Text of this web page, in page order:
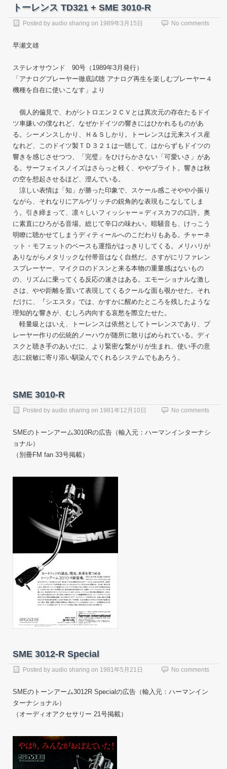
トーレンス TD321 + SME 3010-R
Posted by audio sharing on 1989年3月15日 No comments
早瀬文雄
ステレオサウンド 90号（1989年3月発行）
「アナログプレーヤー徹底試聴 アナログ再生を楽しむプレーヤー４
機種を自在に使いこなす」より
個人的偏見で、わがシトロエン２ＣＶとは異次元の存在たるドイ
ツ車嫌いの僕なれど、なぜかドイツの響きにはひかれるものがあ
る。シーメンスしかり、Ｈ＆Ｓしかり。トーレンスは元来スイス産
なれど、このドイツ製ＴＤ３２１は一聴して、はからずもドイツの
響きを感じさせつつ、「完璧」をひけらかさない「可愛いさ」があ
る。サーフェイスノイズはさらっと軽く、ややブライト。響きは秋
の空を想起させるほど、澄んでいる。
涼しい表情は「知」が勝った印象で、スケール感こそやや小振り
ながら、それなりにアルゲリッチの鋭角的な表現もこなしてしま
う。引き締まって、凛々しいフィッシャー＝ディスカフの口許。奥
に素直にひろがる音場。総じて辛口の味わい。暗騒音も、けっこう
明瞭に聴かせてしまうディティールへのこだわりもある。チャーネ
ット・モフェットのベースも運指がはっきりしてくる。メリハリが
ありながらメタリックな付帯音はなく自然だ。さすがにリファレン
スプレーヤー、マイクロのドスンと来る本物の重量感はないもの
の、リズムに乗ってくる反応の速さはある。エモーショナルな激し
さは、やや距離を置いて表現してくるクールな面も覗かせた。それ
だけに、『シエスタ』では、かすかに醒めたところを残したような
理知的な響きが、むしろ内向する哀愁を際立たせた。
軽量級とはいえ、トーレンスは依然としてトーレンスであり、プ
レーヤー作りの伝統的ノーハウが随所に散りばめられている。ディ
スクと聴き手のあいだに、より緊密な繋がりが生まれ、使い手の意
志に鋭敏に寄り添い馴染んでくれるシステムでもあろう。
SME 3010-R
Posted by audio sharing on 1981年12月10日 No comments
SMEのトーンアーム3010Rの広告（輸入元：ハーマンインターナシ
ョナル）
（別冊FM fan 33号掲載）
SME 3012-R Special
Posted by audio sharing on 1981年5月21日 No comments
SMEのトーンアーム3012R Specialの広告（輸入元：ハーマンイン
ターナショナル）
（オーディオアクセサリー 21号掲載）